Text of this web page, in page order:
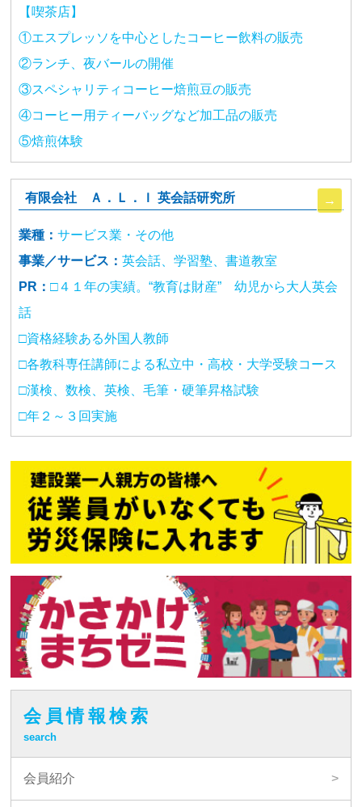
【喫茶店】
①エスプレッソを中心としたコーヒー飲料の販売
②ランチ、夜バールの開催
③スペシャリティコーヒー焙煎豆の販売
④コーヒー用ティーバッグなど加工品の販売
⑤焙煎体験
有限会社 Ａ．Ｌ．Ｉ 英会話研究所
業種： サービス業・その他
事業／サービス： 英会話、学習塾、書道教室
PR： □４１年の実績。“教育は財産” 幼児から大人英会
話
□資格経験ある外国人教師
□各教科専任講師による私立中・高校・大学受験コース
□漢検、数検、英検、毛筆・硬筆昇格試験
□年２～３回実施
会員情報検索
search
会員紹介